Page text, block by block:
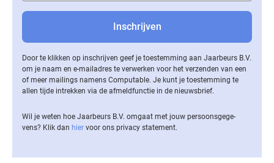
Door te klikken op inschrijven geef je toestemming aan Jaarbeurs B.V.
om je naam en e-mailadres te verwerken voor het verzenden van een
of meer mailings namens Computable. Je kunt je toestemming te
allen tijde intrekken via de af­meld­func­tie in de nieuwsbrief.
Wil je weten hoe Jaarbeurs B.V. omgaat met jouw per­soons­ge­ge­
vens? Klik dan hier voor ons privacy statement.